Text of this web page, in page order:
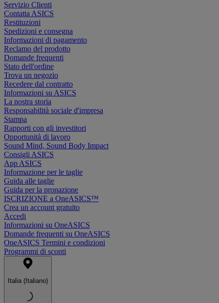
Servizio Clienti
Contatta ASICS
Restituzioni
Spedizioni e consegna
Informazioni di pagamento
Reclamo del prodotto
Domande frequenti
Stato dell'ordine
Trova un negozio
Recedere dal contratto
Informazioni su ASICS
La nostra storia
Responsabilità sociale d'impresa
Stampa
Rapporti con gli investitori
Opportunità di lavoro
Sound Mind, Sound Body Impact
Consigli ASICS
App ASICS
Informazione per le taglie
Guida alle taglie
Guida per la pronazione
ISCRIZIONE a OneASICS™
Crea un account gratuito
Accedi
Informazioni su OneASICS
Domande frequenti su OneASICS
OneASICS Termini e condizioni
Programmi di sconti
Italia (Italiano)